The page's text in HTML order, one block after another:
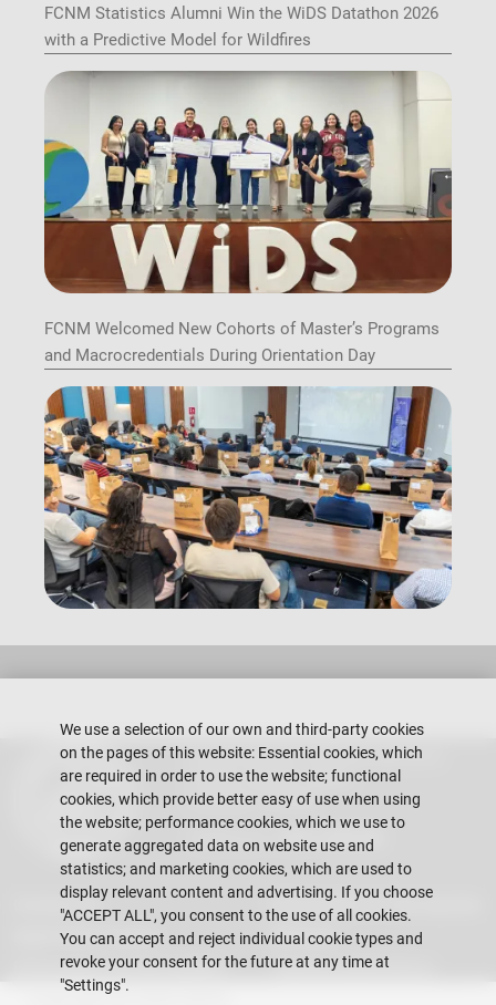
FCNM Statistics Alumni Win the WiDS Datathon 2026
with a Predictive Model for Wildfires
FCNM Welcomed New Cohorts of Master’s Programs
and Macrocredentials During Orientation Day
We use a selection of our own and third-party cookies
on the pages of this website: Essential cookies, which
are required in order to use the website; functional
cookies, which provide better easy of use when using
the website; performance cookies, which we use to
generate aggregated data on website use and
statistics; and marketing cookies, which are used to
display relevant content and advertising. If you choose
"ACCEPT ALL", you consent to the use of all cookies.
You can accept and reject individual cookie types and
revoke your consent for the future at any time at
"Settings".
Escuela Superior Politécnica del Litoral
Gustavo Galindo Campus
Guayaquil - Ecuador
Telephones:+593-4 2269 269
Contact Us
Application Forms
Information for the student
Information for the teacher
Services
Teacher publications
Copyright © 2026 ESPOL